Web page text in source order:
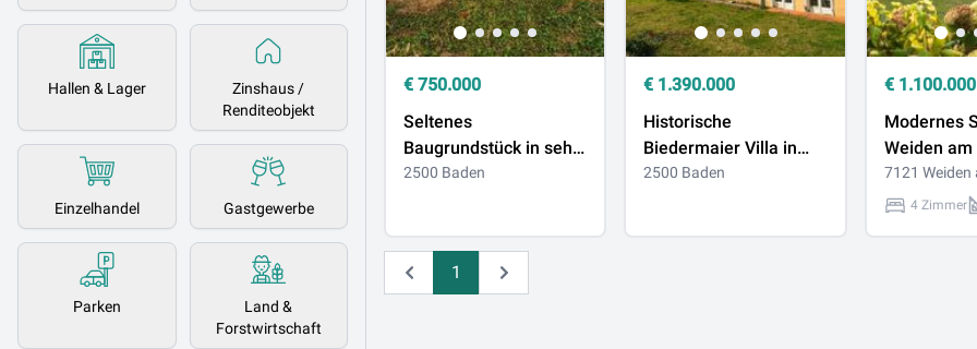
Hallen & Lager
Zinshaus /
Renditeobjekt
Einzelhandel Gastgewerbe
Parken
Land &
Forstwirtschaft
€ 750.000
Seltenes
Baugrundstück in sehr
guter Lage von Baden
2500 Baden
€ 1.390.000
Historische
Biedermaier Villa in
Baden (Villa Fröhlich) -
2500 Baden
€ 1.100.000
Modernes
Weiden
Garten und
7121 Weiden
4 Zimmer
Zurück
1 Weiter